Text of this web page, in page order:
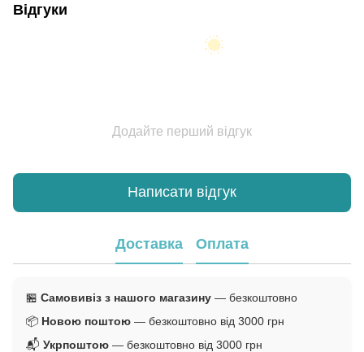
Відгуки
Додайте перший відгук
Написати відгук
Доставка Оплата
🏪 Самовивіз з нашого магазину — безкоштовно
📦 Новою поштою — безкоштовно від 3000 грн
📬 Укрпоштою — безкоштовно від 3000 грн